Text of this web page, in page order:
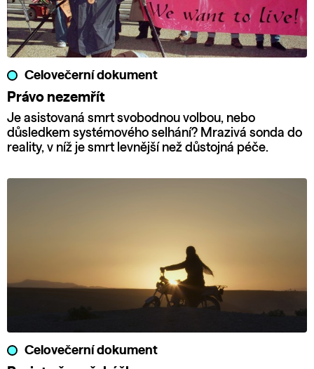
Celovečerní dokument
Právo nezemřít
Je asistovaná smrt svobodnou volbou, nebo
důsledkem systémového selhání? Mrazivá sonda do
reality, v níž je smrt levnější než důstojná péče.
Celovečerní dokument